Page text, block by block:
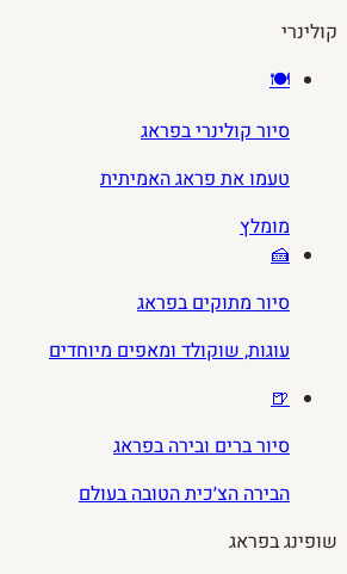
קולינרי
🍽️
סיור קולינרי בפראג
טעמו את פראג האמיתית
מומלץ
🍰
סיור מתוקים בפראג
עוגות, שוקולד ומאפים מיוחדים
🍺
סיור ברים ובירה בפראג
הבירה הצ׳כית הטובה בעולם
שופינג בפראג